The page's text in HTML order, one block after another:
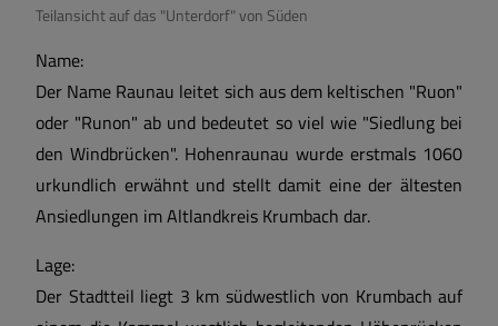
Teilansicht auf das "Unterdorf" von Süden
Name:
Der Name Raunau leitet sich aus dem keltischen "Ruon"
oder "Runon" ab und bedeutet so viel wie "Siedlung bei
den Windbrücken". Hohenraunau wurde erstmals 1060
urkundlich erwähnt und stellt damit eine der ältesten
Ansiedlungen im Altlandkreis Krumbach dar.
Lage:
Der Stadtteil liegt 3 km südwestlich von Krumbach auf